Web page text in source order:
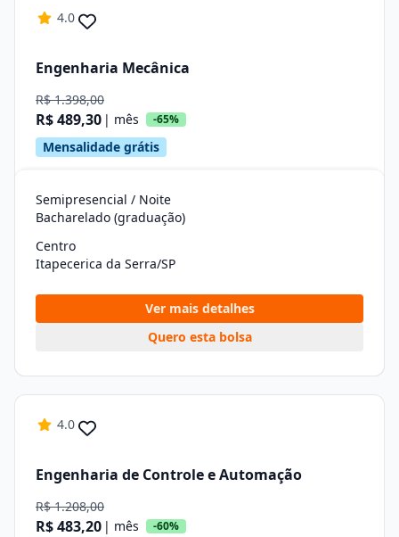
4.0
Engenharia Mecânica
R$ 1.398,00
R$ 489,30 | mês -65%
Mensalidade grátis
Semipresencial / Noite
Bacharelado (graduação)
Centro
Itapecerica da Serra/SP
Ver mais detalhes
Quero esta bolsa
4.0
Engenharia de Controle e Automação
R$ 1.208,00
R$ 483,20 | mês -60%